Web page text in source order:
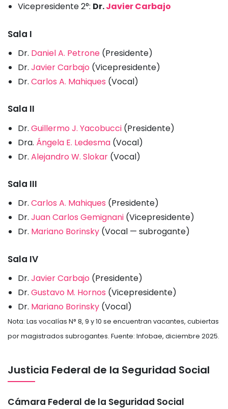
Vicepresidente 2°: Dr.Javier Carbajo
Sala I
Dr. Daniel A. Petrone (Presidente)
Dr. Javier Carbajo (Vicepresidente)
Dr. Carlos A. Mahiques (Vocal)
Sala II
Dr. Guillermo J. Yacobucci (Presidente)
Dra. Ángela E. Ledesma (Vocal)
Dr. Alejandro W. Slokar (Vocal)
Sala III
Dr. Carlos A. Mahiques (Presidente)
Dr. Juan Carlos Gemignani (Vicepresidente)
Dr. Mariano Borinsky (Vocal — subrogante)
Sala IV
Dr. Javier Carbajo (Presidente)
Dr. Gustavo M. Hornos (Vicepresidente)
Dr. Mariano Borinsky (Vocal)
Nota: Las vocalías N° 8, 9 y 10 se encuentran vacantes, cubiertas
por magistrados subrogantes. Fuente: Infobae, diciembre 2025.
Justicia Federal de la Seguridad Social
Cámara Federal de la Seguridad Social